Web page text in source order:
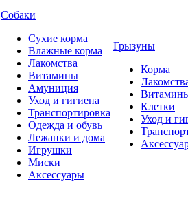
Собаки
Сухие корма
Влажные корма
Лакомства
Витамины
Амуниция
Уход и гигиена
Транспортировка
Одежда и обувь
Лежанки и дома
Игрушки
Миски
Аксессуары
Грызуны
Корма
Клетки
Уход и